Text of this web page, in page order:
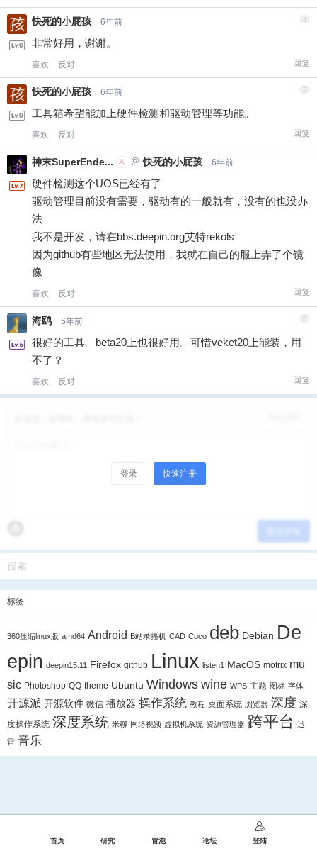
快死的小屁孩 6年前 4
非常好用，谢谢。
喜欢 反对 回复
快死的小屁孩 6年前 5
工具箱希望能加上硬件检测和驱动管理等功能。
喜欢 反对 回复
神末SuperEnde... A @ 快死的小屁孩 6年前
硬件检测这个UOS已经有了
驱动管理目前没有需要，驱动有的一般就有，没有的也没办
法
我不是开发，请在bbs.deepin.org艾特rekols
因为github有些地区无法使用，我就在自己的服上弄了个镜
像
喜欢 反对 回复
海鸥 6年前 6
很好的工具。beta20上也很好用。可惜veket20上能装，用
不了？
喜欢 反对 回复
登录 快速注册
标签
360压缩linux版 amd64 Android B站录播机 CAD Coco deb Debian De
epin deepin15.11 Firefox github Linux listen1 MacOS motrix mu
sic Photoshop QQ theme Ubuntu Windows wine WPS 主题 图标 字体
开源派 开源软件 微信 播放器 操作系统 教程 桌面系统 浏览器 深度 深
度操作系统 深度系统 米聊 网络视频 虚拟机系统 资源管理器 跨平台 迅
雷 音乐
首页 研究 冒泡 论坛 登陆